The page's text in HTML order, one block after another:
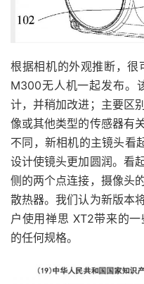
根据相机的外观推断，
M300无人机一起发布。
计，并稍加改进；主要区
像或其他类型的传感器有
不同，新相机的主镜头看
设计使镜头更加圆润。看
侧的两个点连接，摄像头
散热器。我们认为新版本
户使用禅思 XT2带来的
的任何规格。